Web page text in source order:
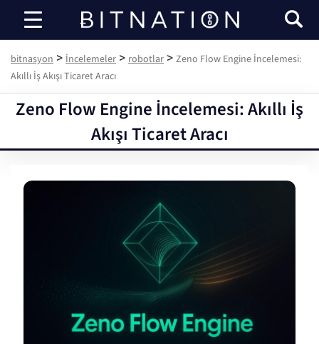
bitnasyon
bitnasyon > İncelemeler > robotlar > Zeno Flow Engine İncelemesi:
Akıllı İş Akışı Ticaret Aracı
Zeno Flow Engine İncelemesi: Akıllı İş
Akışı Ticaret Aracı